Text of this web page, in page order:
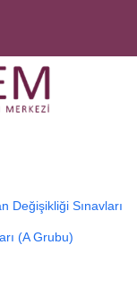
Değişikliği Sınavları
(A Grubu)